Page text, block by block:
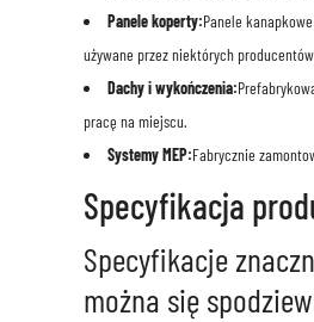
Panele koperty:Panele
używane przez niektórych
Dachy i wykończenia:
pracę na miejscu.
Systemy MEP:Fabrycznie
Specyfikacja
Specyfikacje
można się